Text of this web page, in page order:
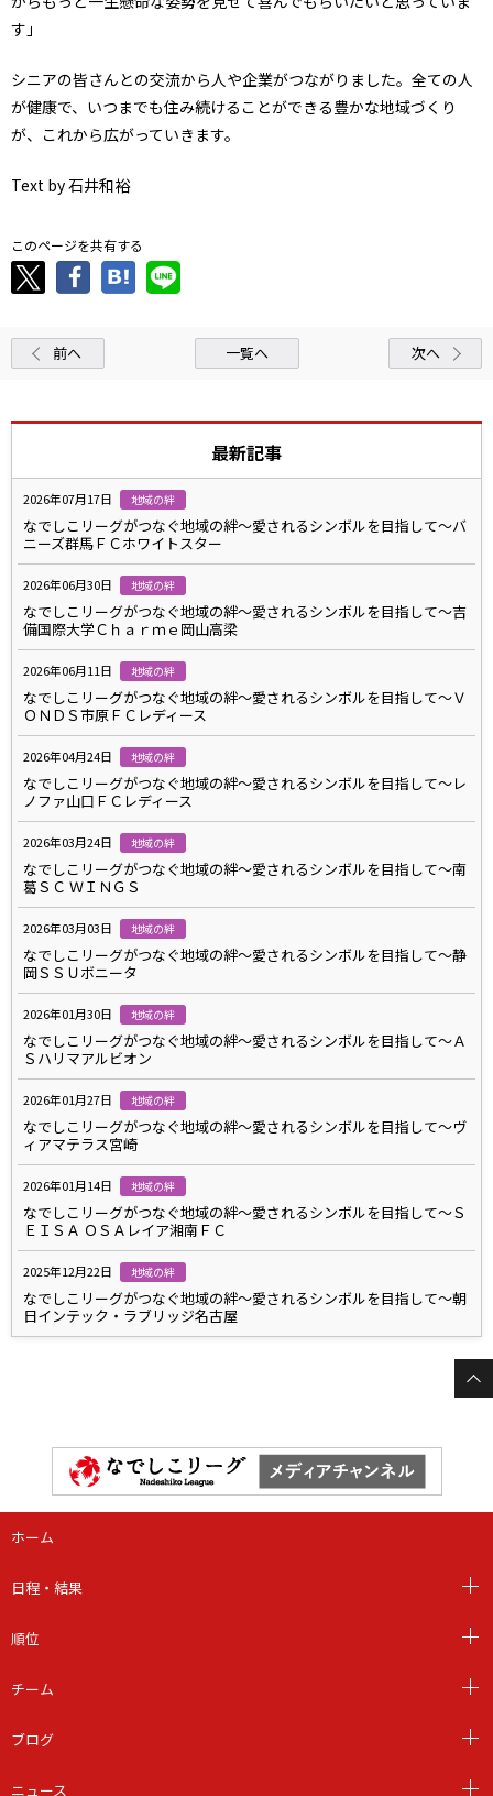
す」
シニアの皆さんとの交流から人や企業がつながりました。全ての人
が健康で、いつまでも住み続けることができる豊かな地域づくり
が、これから広がっていきます。
Text by 石井和裕
このページを共有する
前へ 一覧へ 次へ
最新記事
2026年07月17日 地域の絆
なでしこリーグがつなぐ地域の絆～愛されるシンボルを目指して～バ
ニーズ群馬ＦＣホワイトスター
2026年06月30日 地域の絆
なでしこリーグがつなぐ地域の絆～愛されるシンボルを目指して～吉
備国際大学Ｃｈａｒｍｅ岡山高梁
2026年06月11日 地域の絆
なでしこリーグがつなぐ地域の絆～愛されるシンボルを目指して～Ｖ
ＯＮＤＳ市原ＦＣレディース
2026年04月24日 地域の絆
なでしこリーグがつなぐ地域の絆～愛されるシンボルを目指して～レ
ノファ山口ＦＣレディース
2026年03月24日 地域の絆
なでしこリーグがつなぐ地域の絆～愛されるシンボルを目指して～南
葛ＳＣ ＷＩＮＧＳ
2026年03月03日 地域の絆
なでしこリーグがつなぐ地域の絆～愛されるシンボルを目指して～静
岡ＳＳＵボニータ
2026年01月30日 地域の絆
なでしこリーグがつなぐ地域の絆～愛されるシンボルを目指して～Ａ
Ｓハリマアルビオン
2026年01月27日 地域の絆
なでしこリーグがつなぐ地域の絆～愛されるシンボルを目指して～ヴ
ィアマテラス宮崎
2026年01月14日 地域の絆
なでしこリーグがつなぐ地域の絆～愛されるシンボルを目指して～Ｓ
ＥＩＳＡ ＯＳＡレイア湘南ＦＣ
2025年12月22日 地域の絆
なでしこリーグがつなぐ地域の絆～愛されるシンボルを目指して～朝
日インテック・ラブリッジ名古屋
ホーム
日程・結果
順位
チーム
ブログ
ニュース